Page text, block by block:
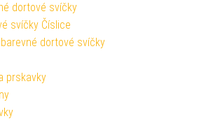
dortové svíčky
svíčky Číslice
dortové svíčky
prskavky